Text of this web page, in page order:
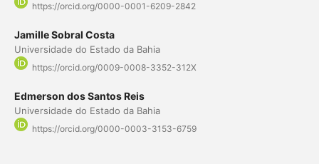
https://orcid.org/0000-0001-6209-2842
Jamille Sobral Costa
Universidade do Estado da Bahia
https://orcid.org/0009-0008-3352-312X
Edmerson dos Santos Reis
Universidade do Estado da Bahia
https://orcid.org/0000-0003-3153-6759